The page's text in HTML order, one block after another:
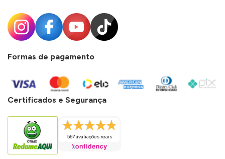
Formas de pagamento
Certificados e Segurança
567 avaliações reais